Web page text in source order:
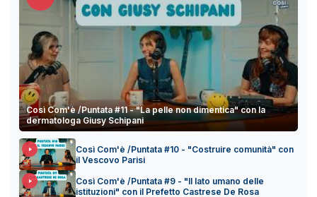
Così Com'è /Puntata #11 - "La pelle non dimentica" con la
dermatologa Giusy Schipani
Così Com'è /Puntata #10 - "Costruire comunità" con
il Vescovo Parisi
Così Com'è /Puntata #9 - "Il lato umano delle
istituzioni" con il Prefetto Castrese De Rosa